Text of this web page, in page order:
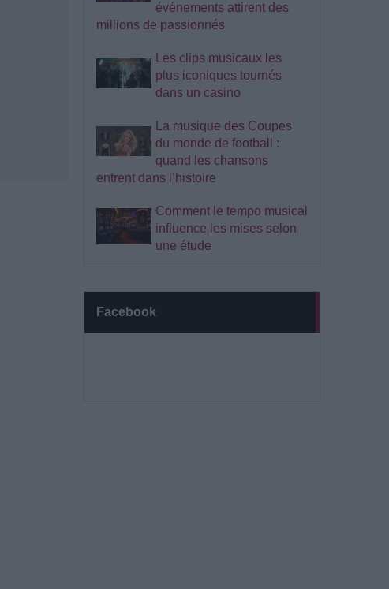
événements attirent des
millions de passionnés
Les clips musicaux les
plus iconiques tournés
dans un casino
La musique des Coupes
du monde de football :
quand les chansons
entrent dans l’histoire
Comment le tempo musical
influence les mises selon
une étude
Facebook